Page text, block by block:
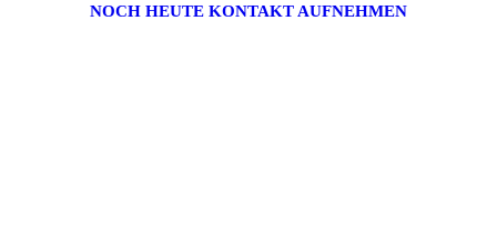
NOCH HEUTE KONTAKT AUFNEHMEN